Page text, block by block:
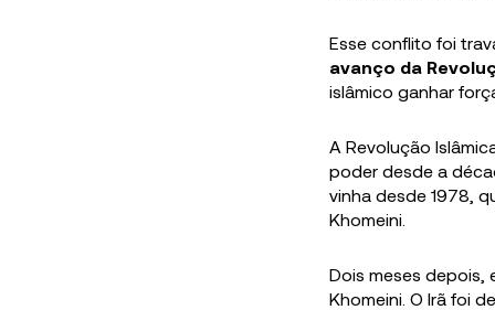
Esse conflito foi
avanço da
islâmico ganhar
A Revolução
poder desde a
vinha desde 1978,
Khomeini.
Dois meses depois,
Khomeini. O Irã foi